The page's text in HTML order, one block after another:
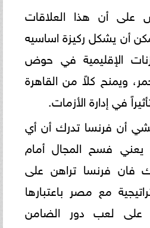
أن هذا العلاقات
أن يشكل ركيزة اساسيه
الإقليمية في حوض
ويمنح كلاً من القاهرة
في إدارة الأزمات.
أن فرنسا تدرك أن أي
يعني فسح المجال أمام
فان فرنسا تراهن على
مع مصر باعتبارها
على لعب دور الضامن